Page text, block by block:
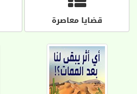
قضايا معاصرة